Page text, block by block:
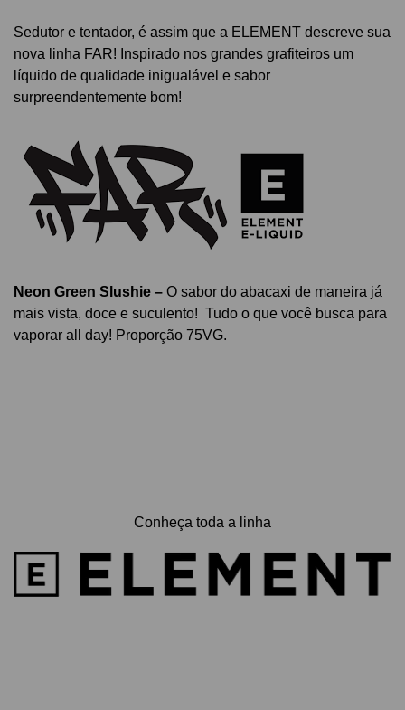
Sedutor e tentador, é assim que a ELEMENT descreve sua
nova linha FAR! Inspirado nos grandes grafiteiros um
líquido de qualidade inigualável e sabor
surpreendentemente bom!
Neon Green Slushie – O sabor do abacaxi de maneira já
mais vista, doce e suculento! Tudo o que você busca para
vaporar all day! Proporção 75VG.
Conheça toda a linha